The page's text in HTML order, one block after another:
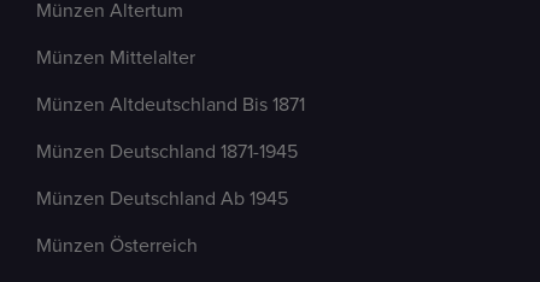
Münzen Altertum
Münzen Mittelalter
Münzen Altdeutschland Bis 1871
Münzen Deutschland 1871-1945
Münzen Deutschland Ab 1945
Münzen Österreich